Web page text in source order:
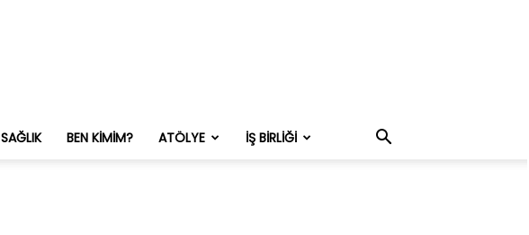
SAĞLIK BEN KIMIM? ATÖLYE İŞ BIRLIĞI